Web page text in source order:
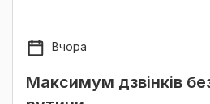
Вчора
Максимум дзвінків